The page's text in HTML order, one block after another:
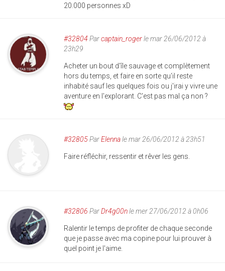
20.000 personnes xD
#32804 Parcaptain_rogerle mar 26/06/2012 à
23h29
Acheter un bout d'île sauvage et complètement
hors du temps, et faire en sorte qu'il reste
inhabité sauf les quelques fois ou j'irai y vivre une
aventure en l'explorant. C'est pas mal ça non ?
#32805ParElennale mar 26/06/2012 à 23h51
Faire réfléchir, ressentir et rêver les gens.
#32806 ParDr4g00nle mer 27/06/2012 à 0h06
Ralentir le temps de profiter de chaque seconde
que je passe avec ma copine pour lui prouver à
quel point je l'aime.